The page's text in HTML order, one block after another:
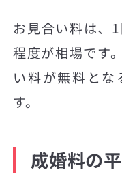
お見合い料は、
程度が相場です
い料が無料とな
す。
成婚料の